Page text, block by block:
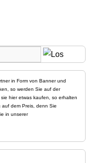
in Form von Banner und
so werden Sie auf der
hier etwas kaufen, so erhalten
auf dem Preis, denn Sie
in unserer